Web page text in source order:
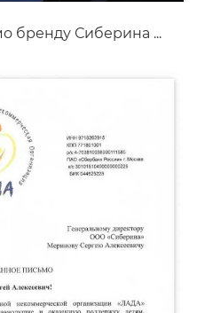
бренду Сиберина ...